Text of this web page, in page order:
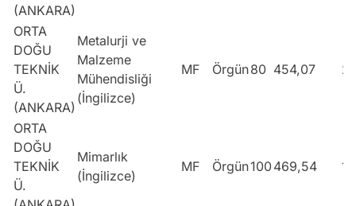
(ANKARA)
ORTA
DOĞU
TEKNİK
Ü.
(ANKARA)
Metalurji ve
Malzeme
Mühendisliği
(İngilizce)
MF Örgün80 454,07
ORTA
DOĞU
TEKNİK
Ü.
Mimarlık
(İngilizce)
MF Örgün100 469,54